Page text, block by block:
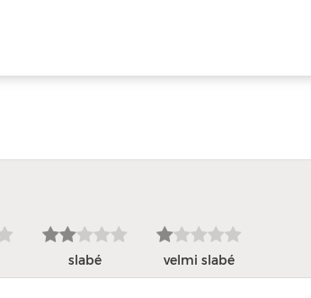
slabé velmi slabé